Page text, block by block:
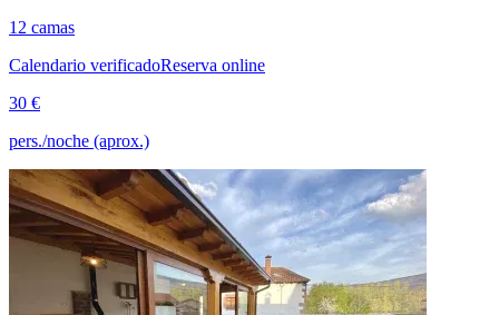
12 camas
Calendario verificadoReserva online
30 €
pers./noche (aprox.)